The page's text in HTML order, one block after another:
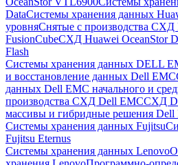
DataСистемы хранения данных
уровняСнятые с производства СХД
FusionCubeСХД Huawei OceanStor
Flash
Системы хранения данных DELL
и восстановление данных Dell EMC
данных Dell EMC начального и
производства СХД Dell EMCСХД
массивы и гибридные решения Dell
Системы хранения данных Fujitsu
Fujitsu Eternus
Системы хранения данных Lenovo